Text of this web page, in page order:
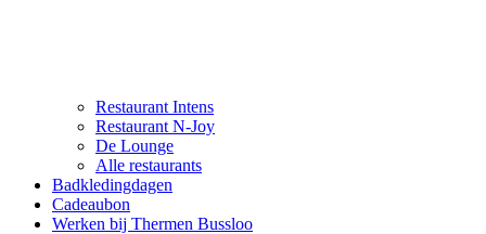
Restaurant Intens
Restaurant N-Joy
De Lounge
Alle restaurants
Badkledingdagen
Cadeaubon
Werken bij Thermen Bussloo